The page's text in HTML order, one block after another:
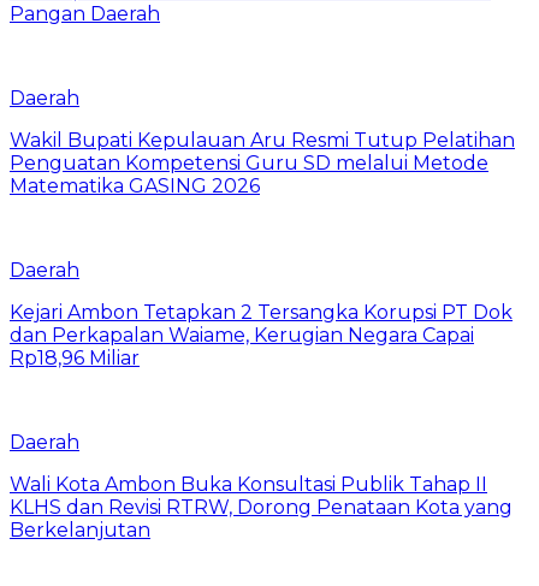
Pangan Daerah
Daerah
Wakil Bupati Kepulauan Aru Resmi Tutup Pelatihan
Penguatan Kompetensi Guru SD melalui Metode
Matematika GASING 2026
Daerah
Kejari Ambon Tetapkan 2 Tersangka Korupsi PT Dok
dan Perkapalan Waiame, Kerugian Negara Capai
Rp18,96 Miliar
Daerah
Wali Kota Ambon Buka Konsultasi Publik Tahap II
KLHS dan Revisi RTRW, Dorong Penataan Kota yang
Berkelanjutan